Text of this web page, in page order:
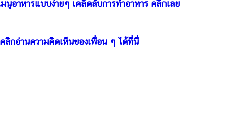
นูอาหารแบบง่ายๆ เคล็ดลับการทำอาหาร คลิกเลย
คลิกอ่านความคิดเห็นของเพื่อน ๆ ได้ที่นี่